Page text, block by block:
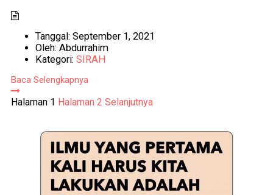
Tanggal: September 1, 2021
Oleh: Abdurrahim
Kategori: SIRAH
Baca Selengkapnya
Paginasi
Halaman 1 Halaman 2 Selanjutnya